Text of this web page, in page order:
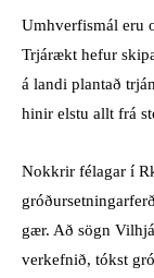
Umhverfismál eru
Trjárækt hefur
á landi plantað
hinir elstu allt frá
Nokkrir félagar í
gær. Að sögn
verkefnið, tókst